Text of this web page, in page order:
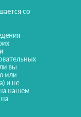
со
вы
или
и не
нашем